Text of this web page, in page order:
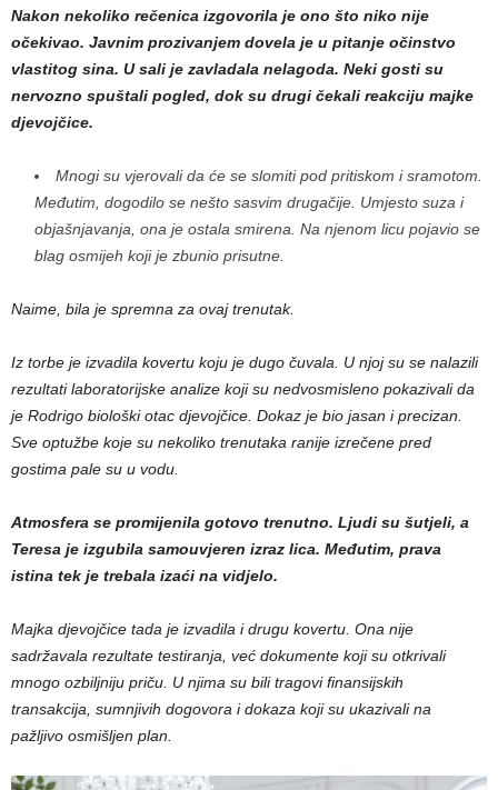
Nakon nekoliko rečenica izgovorila je ono što niko nije
očekivao. Javnim prozivanjem dovela je u pitanje očinstvo
vlastitog sina. U sali je zavladala nelagoda. Neki gosti su
nervozno spuštali pogled, dok su drugi čekali reakciju majke
djevojčice.
Mnogi su vjerovali da će se slomiti pod pritiskom i sramotom.
Međutim, dogodilo se nešto sasvim drugačije. Umjesto suza i
objašnjavanja, ona je ostala smirena. Na njenom licu pojavio se
blag osmijeh koji je zbunio prisutne.
Naime, bila je spremna za ovaj trenutak.
Iz torbe je izvadila kovertu koju je dugo čuvala. U njoj su se nalazili
rezultati laboratorijske analize koji su nedvosmisleno pokazivali da
je Rodrigo biološki otac djevojčice. Dokaz je bio jasan i precizan.
Sve optužbe koje su nekoliko trenutaka ranije izrečene pred
gostima pale su u vodu.
Atmosfera se promijenila gotovo trenutno. Ljudi su šutjeli, a
Teresa je izgubila samouvjeren izraz lica. Međutim, prava
istina tek je trebala izaći na vidjelo.
Majka djevojčice tada je izvadila i drugu kovertu. Ona nije
sadržavala rezultate testiranja, već dokumente koji su otkrivali
mnogo ozbiljniju priču. U njima su bili tragovi finansijskih
transakcija, sumnjivih dogovora i dokaza koji su ukazivali na
pažljivo osmišljen plan.